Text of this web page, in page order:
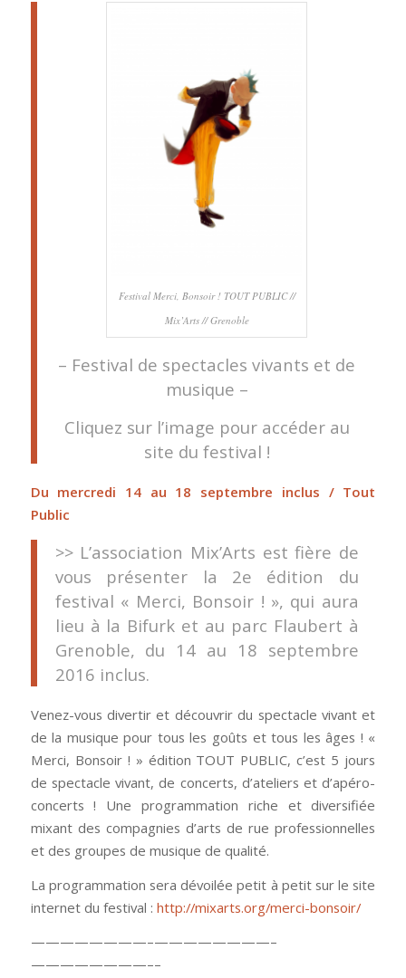
Festival Merci, Bonsoir ! TOUT PUBLIC //
Mix’Arts // Grenoble
– Festival de spectacles vivants et de
musique –
Cliquez sur l’image pour accéder au
site du festival !
Du mercredi 14 au 18 septembre inclus / Tout
Public
>> L’association Mix’Arts est fière de
vous présenter la 2e édition du
festival « Merci, Bonsoir ! », qui aura
lieu à la Bifurk et au parc Flaubert à
Grenoble, du 14 au 18 septembre
2016 inclus.
Venez-vous divertir et découvrir du spectacle vivant et
de la musique pour tous les goûts et tous les âges ! «
Merci, Bonsoir ! » édition TOUT PUBLIC, c’est 5 jours
de spectacle vivant, de concerts, d’ateliers et d’apéro-
concerts ! Une programmation riche et diversifiée
mixant des compagnies d’arts de rue professionnelles
et des groupes de musique de qualité.
La programmation sera dévoilée petit à petit sur le site
internet du festival : http://mixarts.org/merci-bonsoir/
————————–————————–
————————––